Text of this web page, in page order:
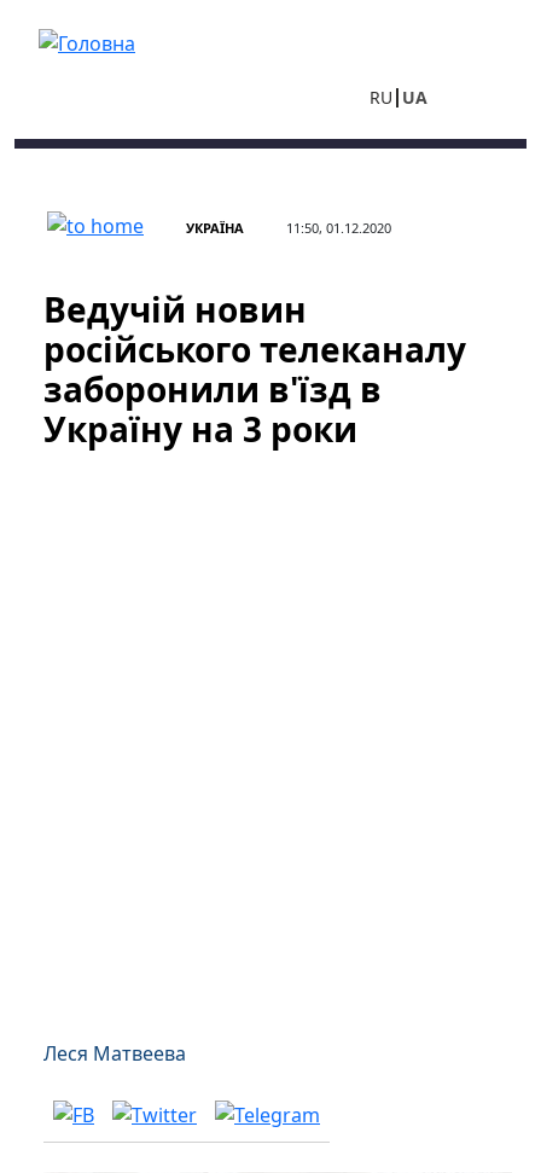
RU UA
УКРАЇНА 11:50, 01.12.2020
Ведучій новин
російського телеканалу
заборонили в'їзд в
Україну на 3 роки
Леся Матвеева